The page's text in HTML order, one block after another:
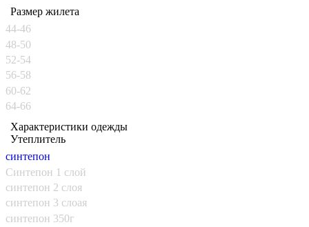
Размер жилета
44-46
48-50
52-54
56-58
60-62
64-66
Характеристики одежды
Утеплитель
синтепон
Синтепон 1 слой
синтепон 2 слоя
синтепон 3 слоая
синтепон 350г